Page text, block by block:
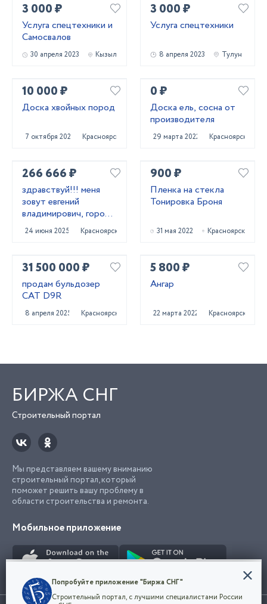
3 000 ₽
Услуга спецтехники и
Самосвалов
30 апреля 2023 Кызыл
3 000 ₽
Услуга спецтехники
8 апреля 2023 Тулун
10 000 ₽
Доска хвойных пород
7 октября 2022 Красноярск
0 ₽
Доска ель, сосна от
производителя
29 марта 2022 Красноярск
266 666 ₽
здравствуй!!! меня
зовут евгений
владимирович, город
проживания
красноярск.
24 июня 2025 Красноярск
900 ₽
Пленка на стекла
Тонировка Броня
31 мая 2022 Красноярск
31 500 000 ₽
продам бульдозер
CAT D9R
8 апреля 2025 Красноярск
5 800 ₽
Ангар
22 марта 2022 Красноярск
БИРЖА СНГ
Строительный портал
Мы представляем вашему вниманию
строительный портал, который
поможет решить вашу проблему в
области строительства и ремонта.
Мобильное приложение
Конфиденциальность
Мы используем файлы cookie, чтобы сделать
Попробуйте приложение "Биржа СНГ"
Строительный портал, с лучшими специалистами России